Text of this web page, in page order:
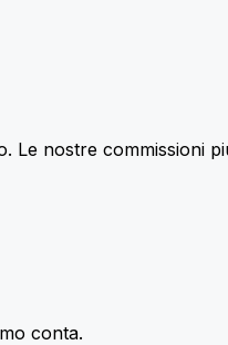
Le nostre commissioni
conta.